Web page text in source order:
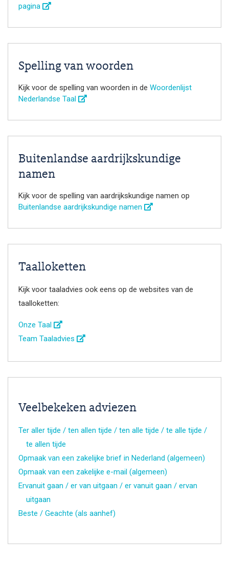
pagina
Spelling van woorden
Kijk voor de spelling van woorden in de Woordenlijst
Nederlandse Taal
Buitenlandse aardrijkskundige
namen
Kijk voor de spelling van aardrijkskundige namen op
Buitenlandse aardrijkskundige namen
Taalloketten
Kijk voor taaladvies ook eens op de websites van de
taalloketten:
Onze Taal
Team Taaladvies
Veelbekeken adviezen
Ter aller tijde / ten allen tijde / ten alle tijde / te alle tijde /
te allen tijde
Opmaak van een zakelijke brief in Nederland (algemeen)
Opmaak van een zakelijke e-mail (algemeen)
Ervanuit gaan / er van uitgaan / er vanuit gaan / ervan
uitgaan
Beste / Geachte (als aanhef)